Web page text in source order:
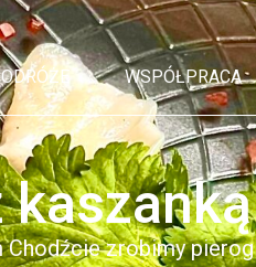
WSPÓŁPRACA
kaszanką
zrobimy